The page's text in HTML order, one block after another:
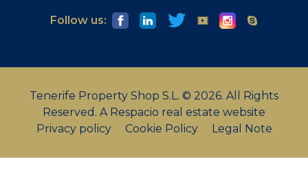
Follow us:
Tenerife Property Shop S.L. © 2026. All Rights
Reserved. A Respacio real estate website
Privacy policy
Cookie Policy Legal Note